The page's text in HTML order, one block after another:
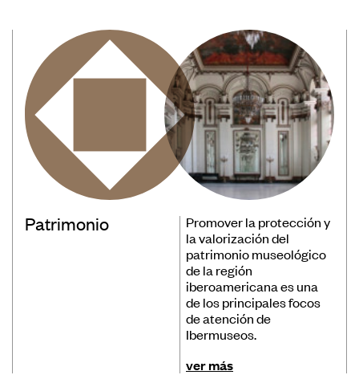
Noticias
Plataforma de Diagnósticos
Póngase en contacto
Suscríbase a nuestro boletín de
noticias
Patrimonio
Promover la protección y
la valorización del
patrimonio museológico
de la región
iberoamericana es una
de los principales focos
de atención de
Ibermuseos.
ver más